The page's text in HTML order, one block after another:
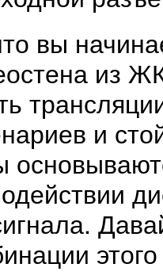
вы
из
и